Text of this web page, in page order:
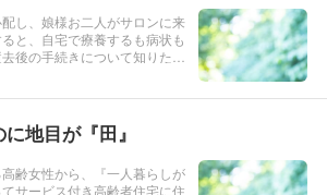
し、娘様お二人がサロンに来
と、自宅で療養するも病状も
後の手続きについて知りたい
地目が『田』
齢女性から、『一人暮らしが
サービス付き高齢者住宅に住